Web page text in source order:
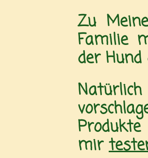
Zu
Familie
der
mir